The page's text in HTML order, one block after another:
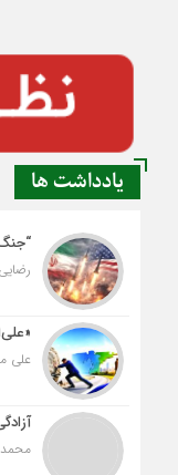
یادداشت ها
علی
محمد